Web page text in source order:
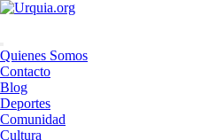
Saltar
Menú
principal
Quienes Somos
Contacto
Blog
Deportes
Comunidad
Cultura